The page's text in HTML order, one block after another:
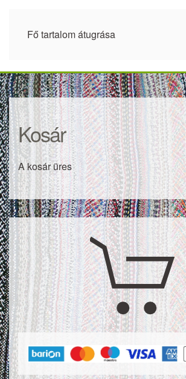
Fő tartalom átugrása
Kosár
A kosár üres